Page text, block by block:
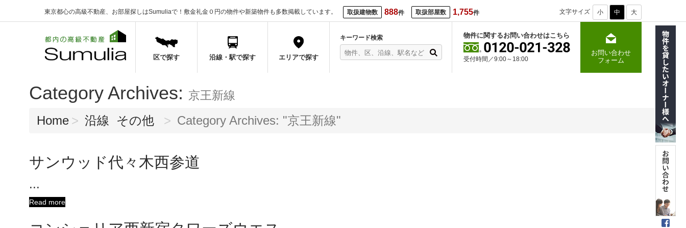
東京都心の高級不動産、お部屋探しはSumuliaで！ 敷金礼金０円の物件や新築物件も多数掲載しています。 取扱建物数 888件 取扱部屋数 1,755件 文字サイズ 小 中 大
区で探す 沿線・駅で探す エリアで探す
キーワード検索 物件に関するお問い合わせはこちら
受付時間／9:00～18:00
お問い合わせ
フォーム
Category Archives: 京王新線
Home 沿線 その他 Category Archives: "京王新線"
サンウッド代々木西参道
...
Read more